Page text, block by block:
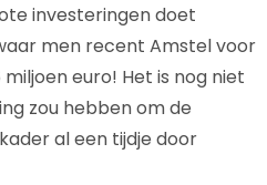
investeringen doet
men recent Amstel voor
euro! Het is nog niet
zou hebben om de
al een tijdje door